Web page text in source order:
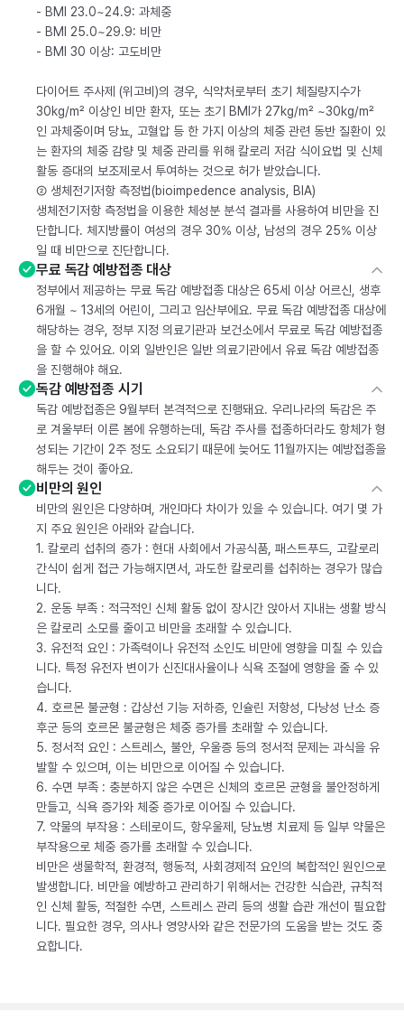
- BMI 23.0~24.9: 과체중
- BMI 25.0~29.9: 비만
- BMI 30 이상: 고도비만
다이어트 주사제 (위고비)의 경우, 식약처로부터 초기 체질량지수가
30kg/m² 이상인 비만 환자, 또는 초기 BMI가 27kg/m² ~30kg/m²
인 과체중이며 당뇨, 고혈압 등 한 가지 이상의 체중 관련 동반 질환이 있
는 환자의 체중 감량 및 체중 관리를 위해 칼로리 저감 식이요법 및 신체
활동 증대의 보조제로서 투여하는 것으로 허가 받았습니다.
② 생체전기저항 측정법(bioimpedence analysis, BIA)
생체전기저항 측정법을 이용한 체성분 분석 결과를 사용하여 비만을 진
단합니다. 체지방률이 여성의 경우 30% 이상, 남성의 경우 25% 이상
일 때 비만으로 진단합니다.
무료 독감 예방접종 대상
정부에서 제공하는 무료 독감 예방접종 대상은 65세 이상 어르신, 생후
6개월 ~ 13세의 어린이, 그리고 임산부에요. 무료 독감 예방접종 대상에
해당하는 경우, 정부 지정 의료기관과 보건소에서 무료로 독감 예방접종
을 할 수 있어요. 이외 일반인은 일반 의료기관에서 유료 독감 예방접종
을 진행해야 해요.
독감 예방접종 시기
독감 예방접종은 9월부터 본격적으로 진행돼요. 우리나라의 독감은 주
로 겨울부터 이른 봄에 유행하는데, 독감 주사를 접종하더라도 항체가 형
성되는 기간이 2주 정도 소요되기 때문에 늦어도 11월까지는 예방접종을
해두는 것이 좋아요.
비만의 원인
비만의 원인은 다양하며, 개인마다 차이가 있을 수 있습니다. 여기 몇 가
지 주요 원인은 아래와 같습니다.
1. 칼로리 섭취의 증가 : 현대 사회에서 가공식품, 패스트푸드, 고칼로리
간식이 쉽게 접근 가능해지면서, 과도한 칼로리를 섭취하는 경우가 많습
니다.
2. 운동 부족 : 적극적인 신체 활동 없이 장시간 앉아서 지내는 생활 방식
은 칼로리 소모를 줄이고 비만을 초래할 수 있습니다.
3. 유전적 요인 : 가족력이나 유전적 소인도 비만에 영향을 미칠 수 있습
니다. 특정 유전자 변이가 신진대사율이나 식욕 조절에 영향을 줄 수 있
습니다.
4. 호르몬 불균형 : 갑상선 기능 저하증, 인슐린 저항성, 다낭성 난소 증
후군 등의 호르몬 불균형은 체중 증가를 초래할 수 있습니다.
5. 정서적 요인 : 스트레스, 불안, 우울증 등의 정서적 문제는 과식을 유
발할 수 있으며, 이는 비만으로 이어질 수 있습니다.
6. 수면 부족 : 충분하지 않은 수면은 신체의 호르몬 균형을 불안정하게
만들고, 식욕 증가와 체중 증가로 이어질 수 있습니다.
7. 약물의 부작용 : 스테로이드, 항우울제, 당뇨병 치료제 등 일부 약물은
부작용으로 체중 증가를 초래할 수 있습니다.
비만은 생물학적, 환경적, 행동적, 사회경제적 요인의 복합적인 원인으로
발생합니다. 비만을 예방하고 관리하기 위해서는 건강한 식습관, 규칙적
인 신체 활동, 적절한 수면, 스트레스 관리 등의 생활 습관 개선이 필요합
니다. 필요한 경우, 의사나 영양사와 같은 전문가의 도움을 받는 것도 중
요합니다.